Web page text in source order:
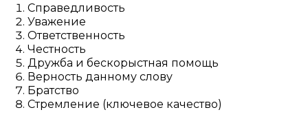
Справедливость
Уважение
Ответственность
Честность
Дружба и бескорыстная помощь
Верность данному слову
Братство
Стремление (ключевое качество)